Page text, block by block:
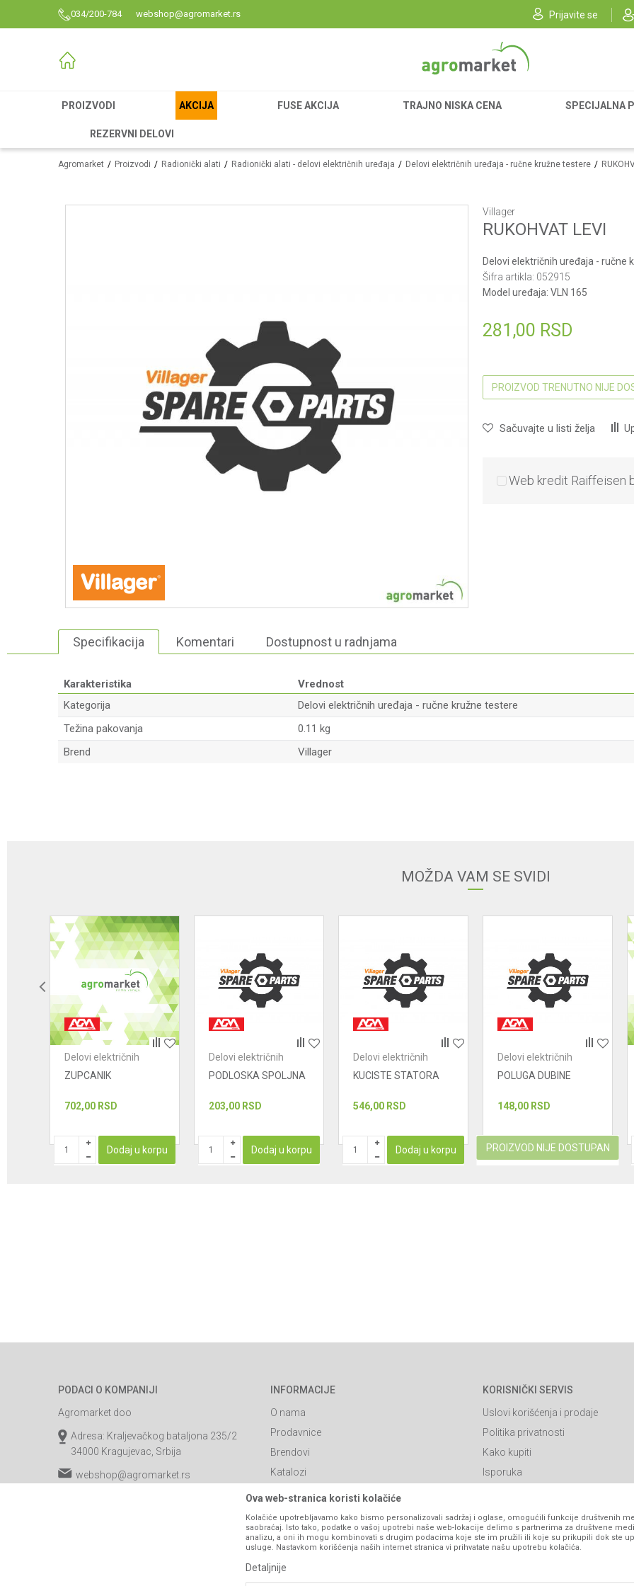
034/200-784 webshop@agromarket.rs Prijavite se
PROIZVODI AKCIJA FUSE AKCIJA TRAJNO NISKA CENA SPECIJALNA
REZERVNI DELOVI
Agromarket Proizvodi Radionički alati Radionički alati - delovi električnih uređaja Delovi električnih uređaja - ručne kružne testere
Villager
RUKOHVAT LEVI
Delovi električnih uređaja - ručne
Šifra artikla: 052915
Model uređaja: VLN 165
281,00 RSD
PROIZVOD TRENUTNO NIJE
Sačuvajte u listi želja
Web kredit Raiffeisen
Specifikacija Komentari Dostupnost u radnjama
Karakteristika
Vrednost
Kategorija
Delovi električnih uređaja - ručne kružne testere
Težina pakovanja
0.11 kg
Brend
Villager
MOŽDA VAM SE SVIDI
Delovi električnih
testere
ZUPCANIK
702,00 RSD
Dodaj u korpu
Delovi električnih
testere
PODLOSKA SPOLJNA
203,00 RSD
Dodaj u korpu
Delovi električnih
testere
KUCISTE STATORA
546,00 RSD
Dodaj u korpu
Delovi električnih
testere
POLUGA DUBINE
148,00 RSD
PROIZVOD NIJE DOSTUPAN
PODACI O KOMPANIJI
Agromarket doo
Adresa: Kraljevačkog bataljona 235/2
34000 Kragujevac, Srbija
webshop@agromarket.rs
INFORMACIJE
O nama
Prodavnice
Brendovi
Katalozi
Saradnja
Blog
Najčešća pitanja
Kontakt
B2B Portal
KORISNIČKI SERVIS
Uslovi korišćenja i prodaje
Politika privatnosti
Kako kupiti
Isporuka
Načini plaćanja
Plaćanje karticama
Web kredit Raiffeisen banke
Ova web-stranica koristi kolačiće
Kolačiće upotrebljavamo kako bismo personalizovali sadržaj i oglase, omogućili funkcije društvenih
saobraćaj. Isto tako, podatke o vašoj upotrebi naše web-lokacije delimo s partnerima za društvene
analizu, a oni ih mogu kombinovati s drugim podacima koje ste im pružili ili koje su prikupili dok ste
usluge. Nastavkom korišćenja naših internet stranica vi prihvatate našu upotrebu kolačića.
Detaljnije